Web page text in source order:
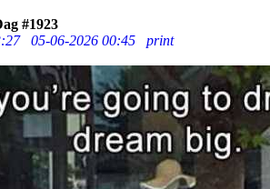
#1923
05-06-2026 00:45
print